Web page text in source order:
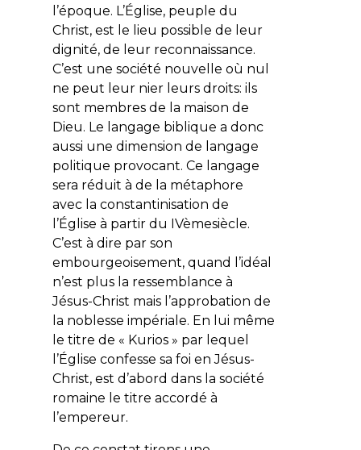
l’époque. L’Église, peuple du
Christ, est le lieu possible de leur
dignité, de leur reconnaissance.
C’est une société nouvelle où nul
ne peut leur nier leurs droits: ils
sont membres de la maison de
Dieu. Le langage biblique a donc
aussi une dimension de langage
politique provocant. Ce langage
sera réduit à de la métaphore
avec la constantinisation de
l’Église à partir du IVèmesiècle.
C’est à dire par son
embourgeoisement, quand l’idéal
n’est plus la ressemblance à
Jésus-Christ mais l’approbation de
la noblesse impériale. En lui même
le titre de « Kurios » par lequel
l’Église confesse sa foi en Jésus-
Christ, est d’abord dans la société
romaine le titre accordé à
l’empereur.